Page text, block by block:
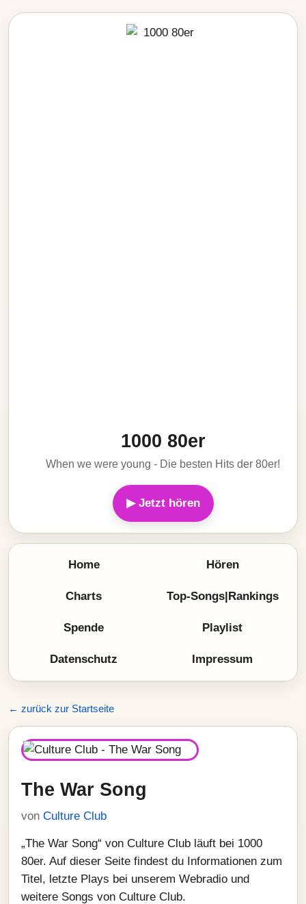
1000 80er
When we were young - Die besten Hits der 80er!
▶ Jetzt hören
Home Hören
Charts Top-Songs|Rankings
Spende Playlist
Datenschutz Impressum
← zurück zur Startseite
The War Song
von Culture Club
„The War Song“ von Culture Club läuft bei 1000
80er. Auf dieser Seite findest du Informationen zum
Titel, letzte Plays bei unserem Webradio und
weitere Songs von Culture Club.